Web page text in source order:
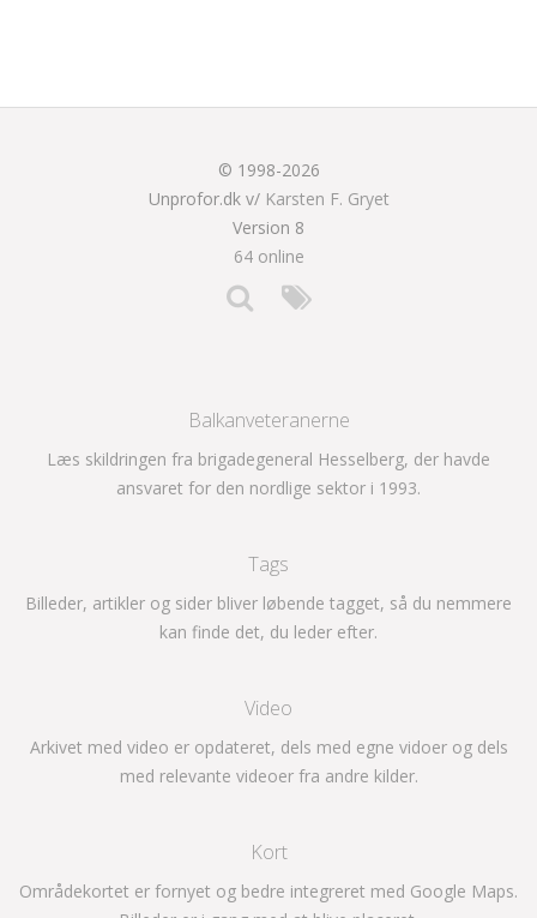
© 1998-2026
Unprofor.dk v/ Karsten F. Gryet
Version 8
64 online
Balkanveteranerne
Læs skildringen fra brigadegeneral Hesselberg, der havde
ansvaret for den nordlige sektor i 1993.
Tags
Billeder, artikler og sider bliver løbende tagget, så du nemmere
kan finde det, du leder efter.
Video
Arkivet med video er opdateret, dels med egne vidoer og dels
med relevante videoer fra andre kilder.
Kort
Områdekortet er fornyet og bedre integreret med Google Maps.